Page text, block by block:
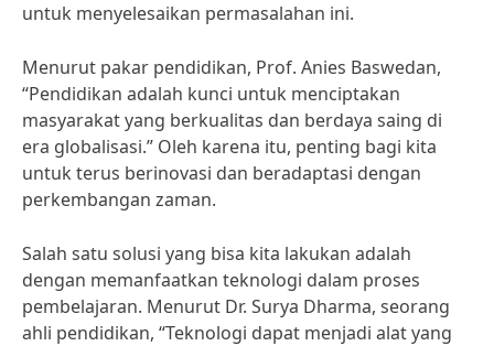
untuk menyelesaikan permasalahan ini.
Menurut pakar pendidikan, Prof. Anies Baswedan,
“Pendidikan adalah kunci untuk menciptakan
masyarakat yang berkualitas dan berdaya saing di
era globalisasi.” Oleh karena itu, penting bagi kita
untuk terus berinovasi dan beradaptasi dengan
perkembangan zaman.
Salah satu solusi yang bisa kita lakukan adalah
dengan memanfaatkan teknologi dalam proses
pembelajaran. Menurut Dr. Surya Dharma, seorang
ahli pendidikan, “Teknologi dapat menjadi alat yang